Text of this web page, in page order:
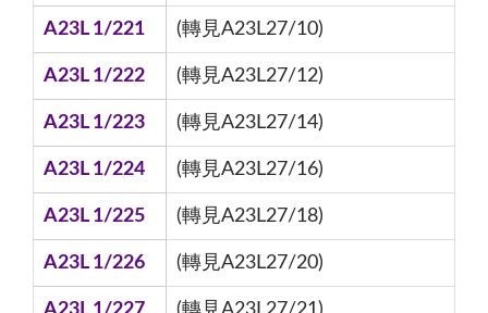
A23L 1/221 (轉見A23L27/10)
A23L 1/222 (轉見A23L27/12)
A23L 1/223 (轉見A23L27/14)
A23L 1/224 (轉見A23L27/16)
A23L 1/225 (轉見A23L27/18)
A23L 1/226 (轉見A23L27/20)